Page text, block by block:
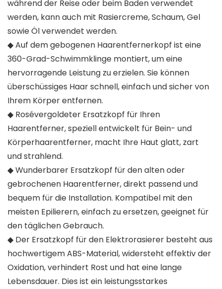
während der Reise oder beim Baden verwendet
werden, kann auch mit Rasiercreme, Schaum, Gel
sowie Öl verwendet werden.
◆ Auf dem gebogenen Haarentfernerkopf ist eine
360-Grad-Schwimmklinge montiert, um eine
hervorragende Leistung zu erzielen. Sie können
überschüssiges Haar schnell, einfach und sicher von
Ihrem Körper entfernen.
◆ Rosévergoldeter Ersatzkopf für Ihren
Haarentferner, speziell entwickelt für Bein- und
Körperhaarentferner, macht Ihre Haut glatt, zart
und strahlend.
◆ Wunderbarer Ersatzkopf für den alten oder
gebrochenen Haarentferner, direkt passend und
bequem für die Installation. Kompatibel mit den
meisten Epilierern, einfach zu ersetzen, geeignet für
den täglichen Gebrauch.
◆ Der Ersatzkopf für den Elektrorasierer besteht aus
hochwertigem ABS-Material, widersteht effektiv der
Oxidation, verhindert Rost und hat eine lange
Lebensdauer. Dies ist ein leistungsstarkes